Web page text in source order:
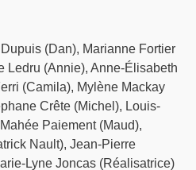
(Dan), Marianne Fortier
Ledru (Annie), Anne-Élisabeth
(Camila), Mylène Mackay
Crête (Michel), Louis-
Paiement (Maud),
Nault), Jean-Pierre
Lyne Joncas (Réalisatrice)